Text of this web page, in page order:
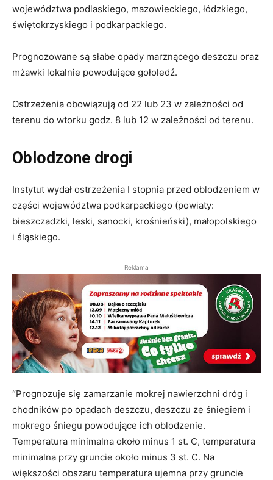
województwa podlaskiego, mazowieckiego, łódzkiego,
świętokrzyskiego i podkarpackiego.
Prognozowane są słabe opady marznącego deszczu oraz
mżawki lokalnie powodujące gołoledź.
Ostrzeżenia obowiązują od 22 lub 23 w zależności od
terenu do wtorku godz. 8 lub 12 w zależności od terenu.
Oblodzone drogi
Instytut wydał ostrzeżenia I stopnia przed oblodzeniem w
części województwa podkarpackiego (powiaty:
bieszczadzki, leski, sanocki, krośnieński), małopolskiego
i śląskiego.
Reklama
“Prognozuje się zamarzanie mokrej nawierzchni dróg i
chodników po opadach deszczu, deszczu ze śniegiem i
mokrego śniegu powodujące ich oblodzenie.
Temperatura minimalna około minus 1 st. C, temperatura
minimalna przy gruncie około minus 3 st. C. Na
większości obszaru temperatura ujemna przy gruncie